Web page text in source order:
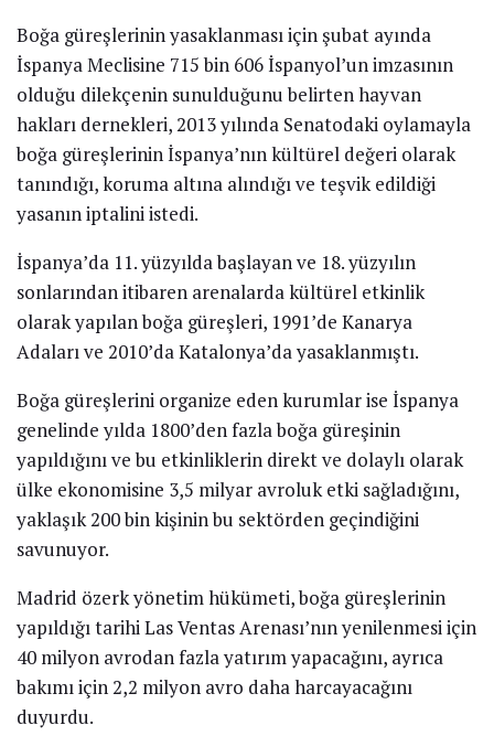
Boğa güreşlerinin yasaklanması için şubat ayında
İspanya Meclisine 715 bin 606 İspanyol’un imzasının
olduğu dilekçenin sunulduğunu belirten hayvan
hakları dernekleri, 2013 yılında Senatodaki oylamayla
boğa güreşlerinin İspanya’nın kültürel değeri olarak
tanındığı, koruma altına alındığı ve teşvik edildiği
yasanın iptalini istedi.
İspanya’da 11. yüzyılda başlayan ve 18. yüzyılın
sonlarından itibaren arenalarda kültürel etkinlik
olarak yapılan boğa güreşleri, 1991’de Kanarya
Adaları ve 2010’da Katalonya’da yasaklanmıştı.
Boğa güreşlerini organize eden kurumlar ise İspanya
genelinde yılda 1800’den fazla boğa güreşinin
yapıldığını ve bu etkinliklerin direkt ve dolaylı olarak
ülke ekonomisine 3,5 milyar avroluk etki sağladığını,
yaklaşık 200 bin kişinin bu sektörden geçindiğini
savunuyor.
Madrid özerk yönetim hükümeti, boğa güreşlerinin
yapıldığı tarihi Las Ventas Arenası’nın yenilenmesi için
40 milyon avrodan fazla yatırım yapacağını, ayrıca
bakımı için 2,2 milyon avro daha harcayacağını
duyurdu.